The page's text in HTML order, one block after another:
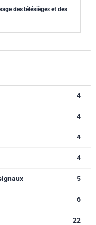
des télésièges et des
4
4
4
4
5
6
22